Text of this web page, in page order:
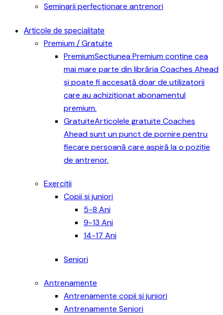
Seminarii perfecționare antrenori
Articole de specialitate
Premium / Gratuite
PremiumSecțiunea Premium conține cea
mai mare parte din librăria Coaches Ahead
și poate fi accesată doar de utilizatorii
care au achiziționat abonamentul
premium.
GratuiteArticolele gratuite Coaches
Ahead sunt un punct de pornire pentru
fiecare persoană care aspiră la o poziție
de antrenor.
Exerciții
Copii și juniori
5-8 Ani
9-13 Ani
14-17 Ani
Seniori
Antrenamente
Antrenamente copii și juniori
Antrenamente Seniori